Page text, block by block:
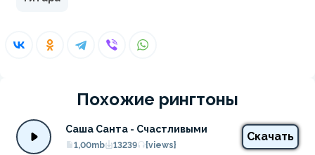
Похожие рингтоны
Саша Санта - Счастливыми
1,00mb 13239 {views}
Скачать